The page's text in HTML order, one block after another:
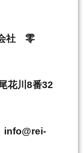
会社 零
花川8番32
info@rei-